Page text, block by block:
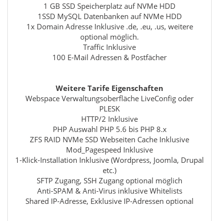
1 GB SSD Speicherplatz auf NVMe HDD
1SSD MySQL Datenbanken auf NVMe HDD
1x Domain Adresse Inklusive .de, .eu, .us, weitere
optional möglich.
Traffic Inklusive
100 E-Mail Adressen & Postfächer
Weitere Tarife Eigenschaften
Webspace Verwaltungsoberfläche LiveConfig oder
PLESK
HTTP/2 Inklusive
PHP Auswahl PHP 5.6 bis PHP 8.x
ZFS RAID NVMe SSD Webseiten Cache Inklusive
Mod_Pagespeed Inklusive
1-Klick-Installation Inklusive (Wordpress, Joomla, Drupal
etc.)
SFTP Zugang, SSH Zugang optional möglich
Anti-SPAM & Anti-Virus inklusive Whitelists
Shared IP-Adresse, Exklusive IP-Adressen optional